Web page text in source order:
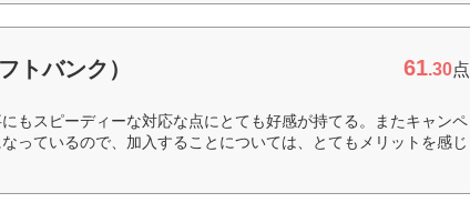
トバンク） 61.30点
もスピーディーな対応な点にとても好感が持てる。またキャンペ
っているので、加入することについては、とてもメリットを感じ